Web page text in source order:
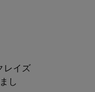
レイズ
し